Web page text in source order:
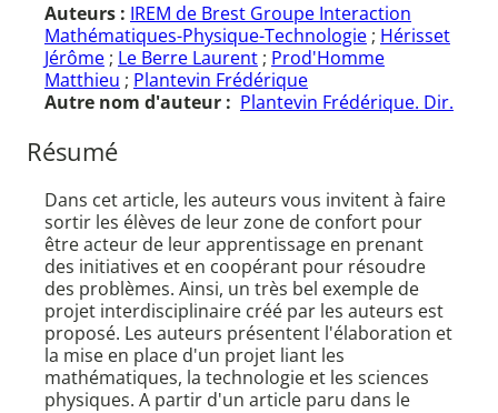
Auteurs : IREM de Brest Groupe Interaction
Mathématiques-Physique-Technologie ; Hérisset
Jérôme ; Le Berre Laurent ; Prod'Homme
Matthieu ; Plantevin Frédérique
Autre nom d'auteur : Plantevin Frédérique. Dir.
Résumé
Dans cet article, les auteurs vous invitent à faire
sortir les élèves de leur zone de confort pour
être acteur de leur apprentissage en prenant
des initiatives et en coopérant pour résoudre
des problèmes. Ainsi, un très bel exemple de
projet interdisciplinaire créé par les auteurs est
proposé. Les auteurs présentent l'élaboration et
la mise en place d'un projet liant les
mathématiques, la technologie et les sciences
physiques. A partir d'un article paru dans le